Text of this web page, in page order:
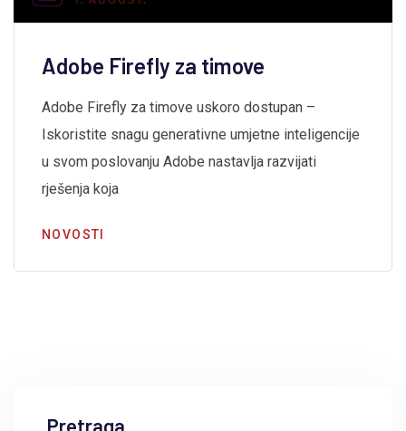
Adobe Firefly za timove
Adobe Firefly za timove uskoro dostupan –
Iskoristite snagu generativne umjetne inteligencije
u svom poslovanju Adobe nastavlja razvijati
rješenja koja
NOVOSTI
Pretraga